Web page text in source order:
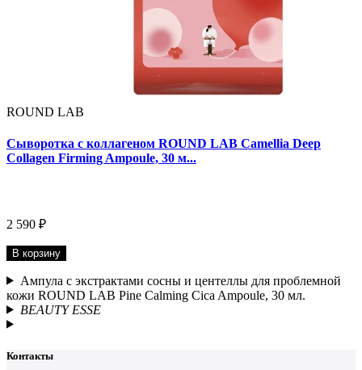
ROUND LAB
Сыворотка с коллагеном ROUND LAB Camellia Deep
Collagen Firming Ampoule, 30 м...
2 590 ₽
В корзину
Ампула с экстрактами сосны и центеллы для проблемной
кожи ROUND LAB Pine Calming Cica Ampoule, 30 мл.
BEAUTY ESSE
Контакты